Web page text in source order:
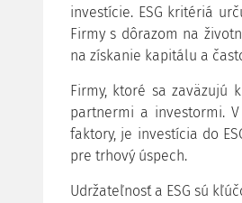
investície. ESG kritériá
Firmy s dôrazom na
na získanie kapitálu a
Firmy, ktoré sa zaväzujú
partnermi a investormi.
faktory, je investícia do
pre trhový úspech.
Udržateľnosť a ESG sú